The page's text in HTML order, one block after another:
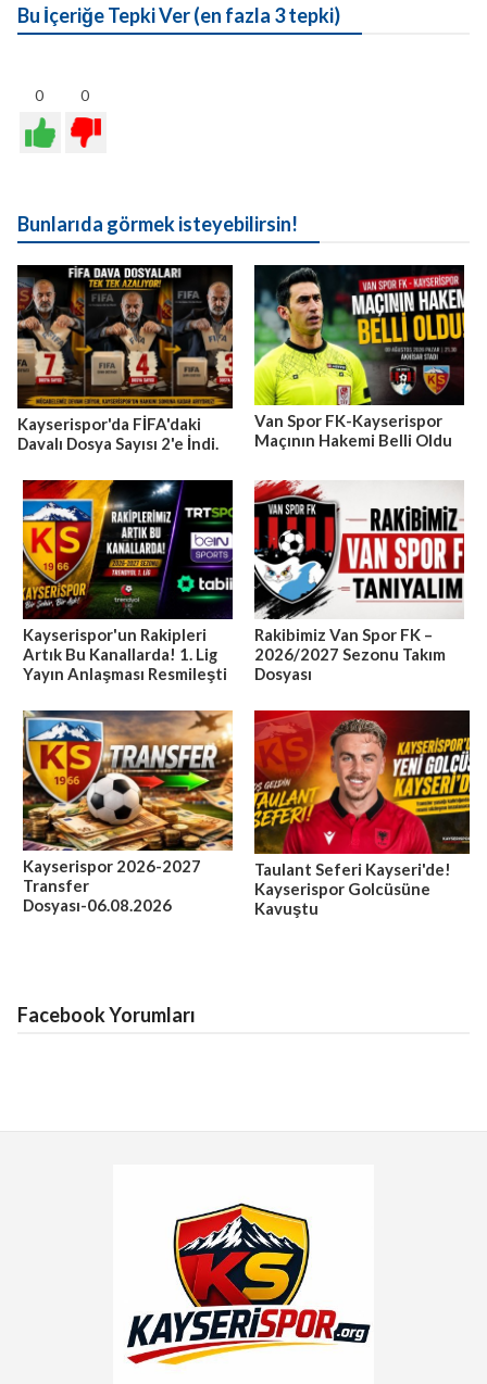
Bu İçeriğe Tepki Ver (en fazla 3 tepki)
0 0
Bunlarıda görmek isteyebilirsin!
Kayserispor'da FİFA'daki
Davalı Dosya Sayısı 2'e İndi.
Van Spor FK-Kayserispor
Maçının Hakemi Belli Oldu
Kayserispor'un Rakipleri
Artık Bu Kanallarda! 1. Lig
Yayın Anlaşması Resmileşti
Rakibimiz Van Spor FK –
2026/2027 Sezonu Takım
Dosyası
Kayserispor 2026-2027
Transfer
Dosyası-06.08.2026
Taulant Seferi Kayseri'de!
Kayserispor Golcüsüne
Kavuştu
Facebook Yorumları